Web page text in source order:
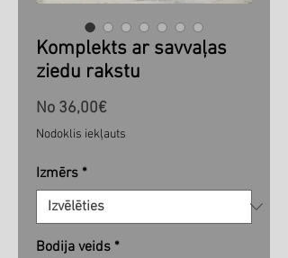
Komplekts ar savvaļas
ziedu rakstu
No 36,00€Izpārdošanas
cena
Nodoklis iekļauts
Izmērs *
Bodija veids *